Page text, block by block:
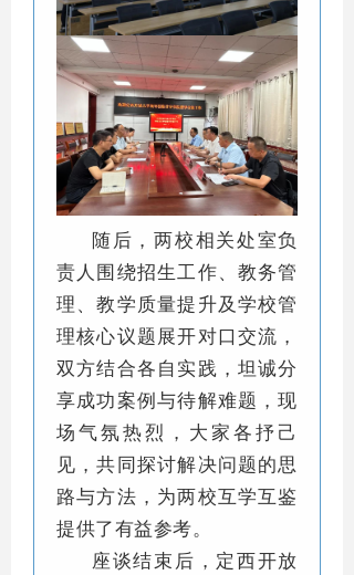
随后，两校相关处室负
责人围绕招生工作、教务管
理、教学质量提升及学校管
理核心议题展开对口交流，
双方结合各自实践，坦诚分
享成功案例与待解难题，现
场气氛热烈，大家各抒己
见，共同探讨解决问题的思
路与方法，为两校互学互鉴
提供了有益参考。
座谈结束后，定西开放